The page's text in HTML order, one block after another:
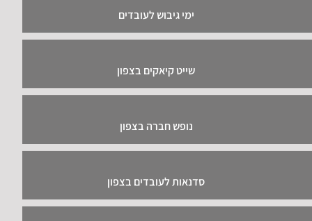
ימי גיבוש לעובדים
שייט קיאקים בצפון
נופש חברה בצפון
סדנאות לעובדים בצפון